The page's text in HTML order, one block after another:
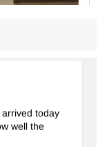
today
well the